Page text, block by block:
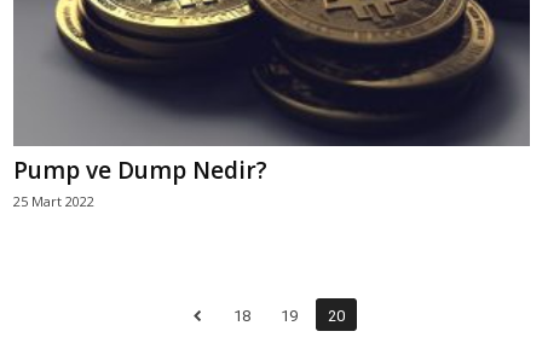
Pump ve Dump Nedir?
25 Mart 2022
18 19 20